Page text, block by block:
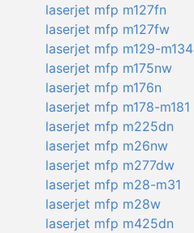
laserjet mfp m127fn
laserjet mfp m127fw
laserjet mfp m129-m134
laserjet mfp m175nw
laserjet mfp m176n
laserjet mfp m178-m181
laserjet mfp m225dn
laserjet mfp m26nw
laserjet mfp m277dw
laserjet mfp m28-m31
laserjet mfp m28w
laserjet mfp m425dn